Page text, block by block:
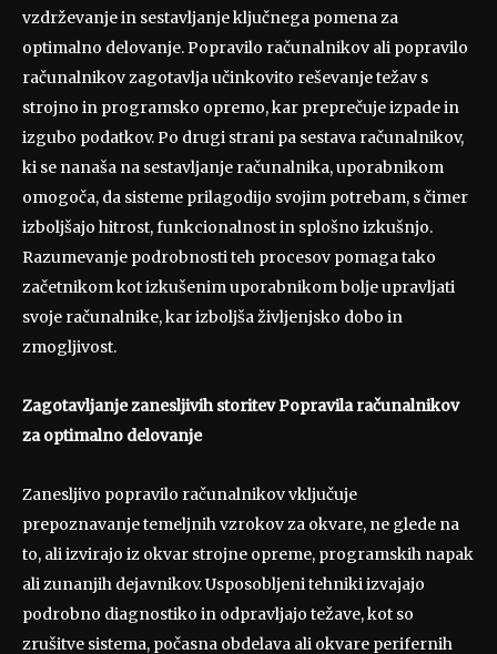
vzdrževanje in sestavljanje ključnega pomena za
optimalno delovanje. Popravilo računalnikov ali popravilo
računalnikov zagotavlja učinkovito reševanje težav s
strojno in programsko opremo, kar preprečuje izpade in
izgubo podatkov. Po drugi strani pa sestava računalnikov,
ki se nanaša na sestavljanje računalnika, uporabnikom
omogoča, da sisteme prilagodijo svojim potrebam, s čimer
izboljšajo hitrost, funkcionalnost in splošno izkušnjo.
Razumevanje podrobnosti teh procesov pomaga tako
začetnikom kot izkušenim uporabnikom bolje upravljati
svoje računalnike, kar izboljša življenjsko dobo in
zmogljivost.
Zagotavljanje zanesljivih storitev Popravila računalnikov
za optimalno delovanje
Zanesljivo popravilo računalnikov vključuje
prepoznavanje temeljnih vzrokov za okvare, ne glede na
to, ali izvirajo iz okvar strojne opreme, programskih napak
ali zunanjih dejavnikov. Usposobljeni tehniki izvajajo
podrobno diagnostiko in odpravljajo težave, kot so
zrušitve sistema, počasna obdelava ali okvare perifernih